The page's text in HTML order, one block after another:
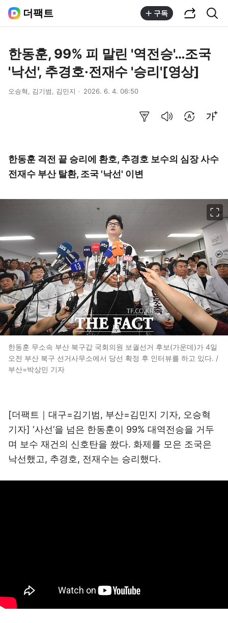
더팩트 구독
한동훈, 99% 피 말린 '역전승'…조국
'낙선', 추경호·전재수 '승리'[영상]
오승혁, 김기범, 김민지 2026. 6. 4. 06:50
한동훈 격전 끝 승리에 환호, 추경호 보수의 심장 사수
전재수 부산 탈환, 조국 '낙선' 이변
한동훈 무소속 부산 북구갑 국회의원 보궐선거 후보(가운데)가 4일
오전 부산 북구 선거사무소에서 당선 확정 후 인터뷰를 하고 있다. /
부산=박상민 기자
[더팩트｜대구=김기범, 부산=김민지 기자, 오승혁
기자] ‘사선’을 넘은 한동훈이 99% 대역전승을 거두
며 보수 재건의 신호탄을 쐈다. 화제를 모은 조국은
낙선했고, 추경호, 전재수는 승리했다.